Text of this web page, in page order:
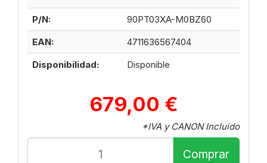
P/N:
90PT03XA-M0BZ60
EAN:
4711636567404
Disponibilidad:
Disponible
679,00 €
*IVA y CANON Incluido
Comprar